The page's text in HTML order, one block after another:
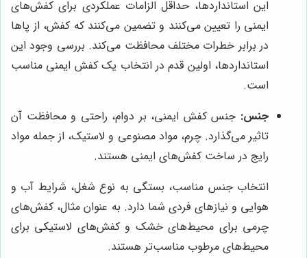
این استانداردها، حداقل الزامات عملکردی برای کفش‌های
ایمنی را تعیین می‌کنند و تضمین می‌کنند که کفش، از پاها
در برابر خطرات مختلف محافظت می‌کند. بررسی وجود این
استانداردها، اولین قدم در انتخاب یک کفش ایمنی مناسب
است.
جنس: جنس کفش ایمنی، بر دوام، راحتی و محافظت آن
تاثیر می‌گذارد. چرم، مواد مصنوعی و لاستیک، از جمله مواد
رایج در ساخت کفش‌های ایمنی هستند.
انتخاب جنس مناسب، بستگی به نوع شغل، شرایط آب و
هوایی و نیازهای فردی شما دارد. به عنوان مثال، کفش‌های
چرمی برای محیط‌های خشک و کفش‌های لاستیکی برای
محیط‌های مرطوب مناسب‌تر هستند.